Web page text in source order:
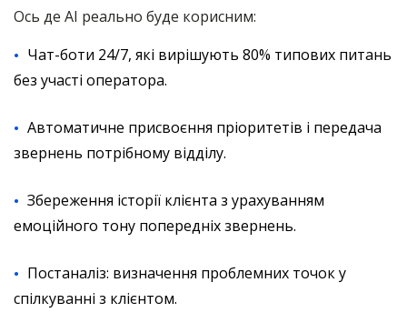
Ось де AI реально буде корисним:
Чат-боти 24/7, які вирішують 80% типових питань
без участі оператора.
Автоматичне присвоєння пріоритетів і передача
звернень потрібному відділу.
Збереження історії клієнта з урахуванням
емоційного тону попередніх звернень.
Постаналіз: визначення проблемних точок у
спілкуванні з клієнтом.